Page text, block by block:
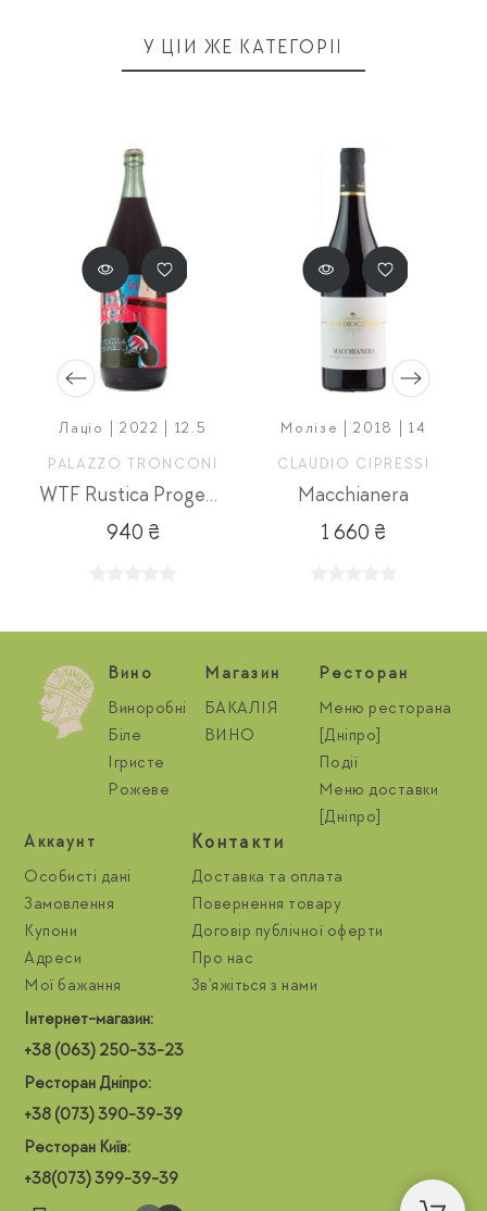
У ЦІЙ ЖЕ КАТЕГОРІЇ
Лаціо | 2022 | 12.5
PALAZZO TRONCONI
WTF Rustica Progenie Rosso
940 ₴
Молізе | 2018 | 14
CLAUDIO CIPRESSI
Macchianera
1 660 ₴
Вино
Виноробні
Біле
Ігристе
Рожеве
Магазин
БАКАЛІЯ
ВИНО
Ресторан
Меню ресторана
[Дніпро]
Події
Меню доставки
[Дніпро]
Aккаунт
Особисті дані
Замовлення
Купони
Адреси
Мої бажання
Контакти
Доставка та оплата
Повернення товару
Договір публічної оферти
Про нас
Зв'яжіться з нами
Інтернет-магазин:
+38 (063) 250-33-23
Ресторан Дніпро:
+38 (073) 390-39-39
Ресторан Київ:
+38(073) 399-39-39